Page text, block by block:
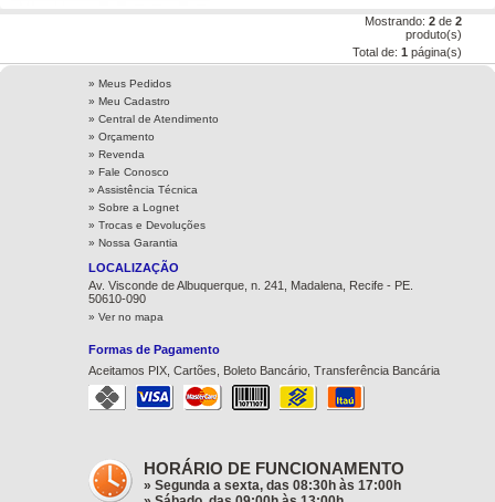
Mostrando: 2 de 2
produto(s)
Total de: 1 página(s)
» Meus Pedidos
» Meu Cadastro
» Central de Atendimento
» Orçamento
» Revenda
» Fale Conosco
» Assistência Técnica
» Sobre a Lognet
» Trocas e Devoluções
» Nossa Garantia
LOCALIZAÇÃO
Av. Visconde de Albuquerque, n. 241, Madalena, Recife - PE.
50610-090
» Ver no mapa
Formas de Pagamento
Aceitamos PIX, Cartões, Boleto Bancário, Transferência Bancária
HORÁRIO DE FUNCIONAMENTO
» Segunda a sexta, das 08:30h às 17:00h